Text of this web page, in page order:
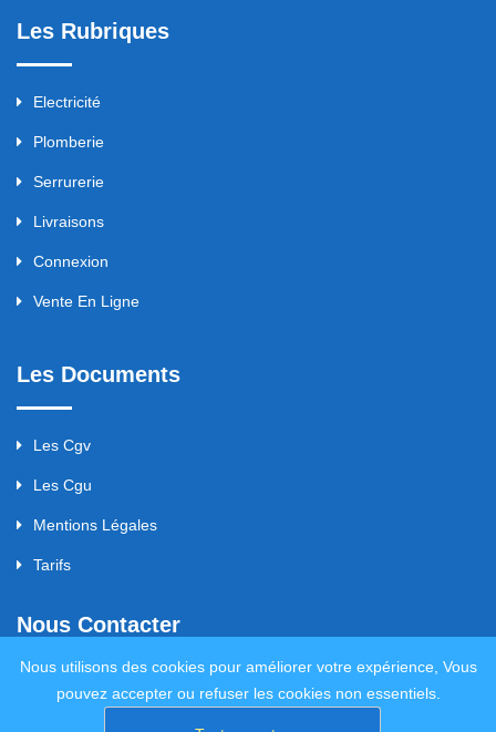
Les Rubriques
Electricité
Plomberie
Serrurerie
Livraisons
Connexion
Vente En Ligne
Les Documents
Les Cgv
Les Cgu
Mentions Légales
Tarifs
Nous Contacter
servi29200@gmail.com
Nous utilisons des cookies pour améliorer votre expérience, Vous
pouvez accepter ou refuser les cookies non essentiels.